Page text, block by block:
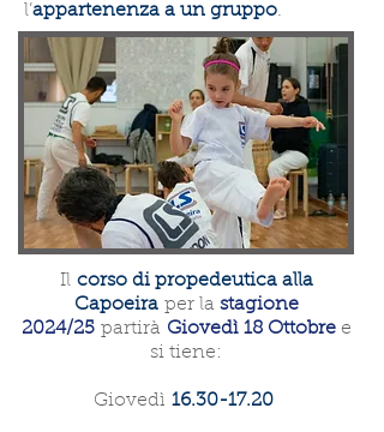
l’appartenenza a un gruppo.
Il corso di propedeutica alla
Capoeiraper la stagione
2024/25partirà Giovedì 18 Ottobree
si tiene:
Giovedì 16.30-17.20